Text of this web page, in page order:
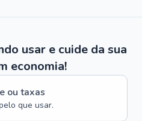
usar e cuide da sua
economia!
ou taxas
que usar.